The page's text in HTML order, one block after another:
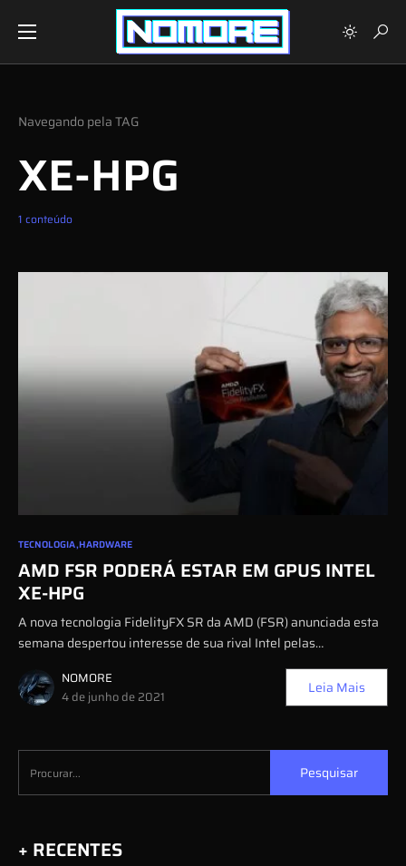
Navegando pela TAG
XE-HPG
1 conteúdo
0
TECNOLOGIA HARDWARE
AMD FSR PODERÁ ESTAR EM GPUS INTEL
XE-HPG
A nova tecnologia FidelityFX SR da AMD (FSR) anunciada esta
semana despertou interesse de sua rival Intel pelas…
NOMORE
4 de junho de 2021
Leia Mais
Pesquisar
+ RECENTES